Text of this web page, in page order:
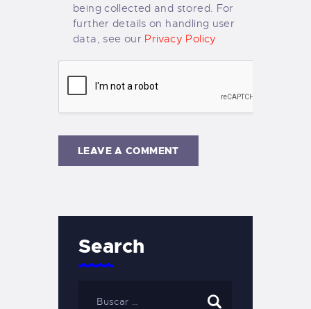
being collected and stored. For
further details on handling user
data, see our Privacy Policy
Search